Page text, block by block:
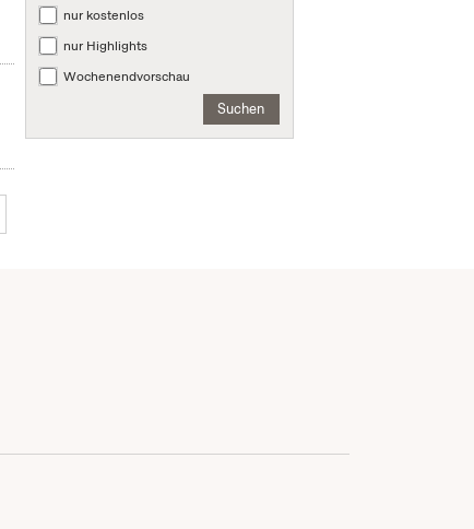
nur kostenlos
nur Highlights
Wochenendvorschau
Suchen